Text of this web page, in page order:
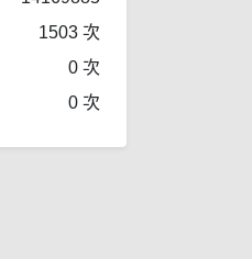
1503 次
0 次
0 次